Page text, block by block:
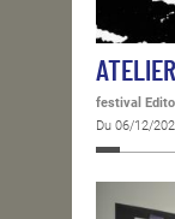
festival
Du 06/12/